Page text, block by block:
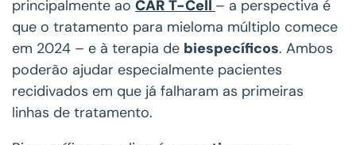
principalmente ao CAR T-Cell – a perspectiva é
que o tratamento para mieloma múltiplo comece
em 2024 – e à terapia de biespecíficos. Ambos
poderão ajudar especialmente pacientes
recidivados em que já falharam as primeiras
linhas de tratamento.